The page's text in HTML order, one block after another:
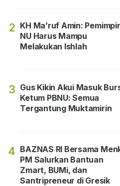
2 KH Ma’ruf Amin:
NU Harus Mampu
Melakukan Ishlah
3 Gus Kikin Akui Masuk
Ketum PBNU: Semua
Tergantung Muktamirin
4 BAZNAS RI Bersama
PM Salurkan Bantuan
Zmart, BUMi, dan
Santripreneur di Gresik